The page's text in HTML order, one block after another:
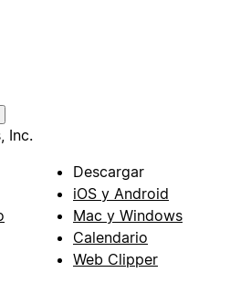
Inc.
Descargar
iOS y Android
Mac y Windows
Calendario
Web Clipper